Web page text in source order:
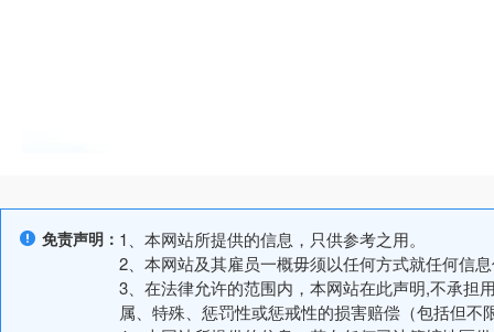
免责声明： 1、本网站所提供的信息，只供参考之用。
2、本网站及其雇员一概毋须以任何方式就任何信
3、在法律允许的范围内，本网站在此声明,不承担
属、特殊、惩罚性或惩戒性的损害赔偿（包括但